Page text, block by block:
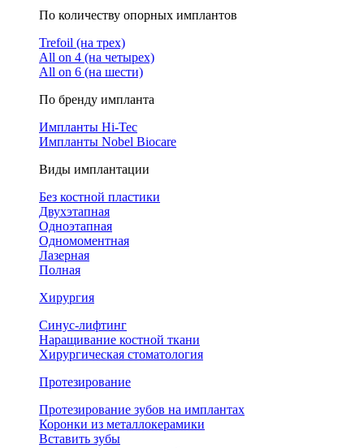
По количеству опорных имплантов
Trefoil (на трех)
All on 4 (на четырех)
All on 6 (на шести)
По бренду импланта
Импланты Hi-Tec
Импланты Nobel Biocare
Виды имплантации
Без костной пластики
Двухэтапная
Одноэтапная
Одномоментная
Лазерная
Полная
Хирургия
Синус-лифтинг
Наращивание костной ткани
Хирургическая стоматология
Протезирование
Протезирование зубов на имплантах
Коронки из металлокерамики
Вставить зубы